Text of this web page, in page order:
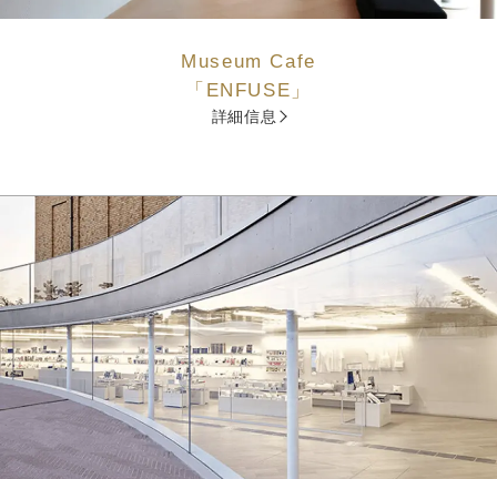
Museum Cafe
「ENFUSE」
詳細信息